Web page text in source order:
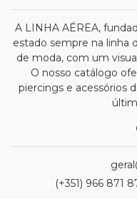
A LINHA AÉREA,
estado sempre na linha
de moda, com um
O nosso catálogo
piercings e acessórios
(+351) 966 871